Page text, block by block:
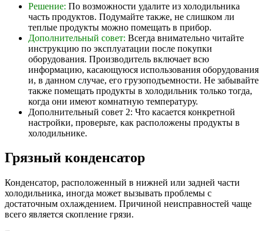
Решение: По возможности удалите из холодильника
часть продуктов. Подумайте также, не слишком ли
теплые продукты можно помещать в прибор.
Дополнительный совет: Всегда внимательно читайте
инструкцию по эксплуатации после покупки
оборудования. Производитель включает всю
информацию, касающуюся использования оборудования
и, в данном случае, его грузоподъемности. Не забывайте
также помещать продукты в холодильник только тогда,
когда они имеют комнатную температуру.
Дополнительный совет 2: Что касается конкретной
настройки, проверьте, как расположены продукты в
холодильнике.
Грязный конденсатор
Конденсатор, расположенный в нижней или задней части
холодильника, иногда может вызывать проблемы с
достаточным охлаждением. Причиной неисправностей чаще
всего является скопление грязи.